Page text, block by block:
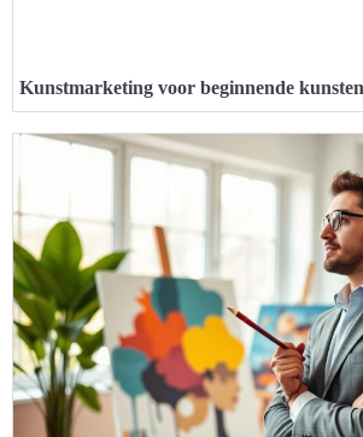
Kunstmarketing voor beginnende